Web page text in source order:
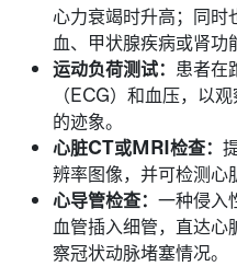
心力衰竭时升高；同时
血、甲状腺疾病或肾功
运动负荷测试： 患者在
（ECG）和血压，以
的迹象。
心脏CT或MRI检查：
辨率图像，并可检测心
心导管检查： 一种侵入
血管插入细管，直达
察冠状动脉堵塞情况。